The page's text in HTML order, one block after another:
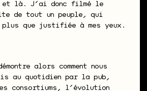
là. J’ai donc filmé le
de tout un peuple, qui
que justifiée à mes yeux.
alors comment nous
au quotidien par la pub,
consortiums, l’évolution